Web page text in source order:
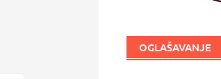
OGLAŠAVANJE